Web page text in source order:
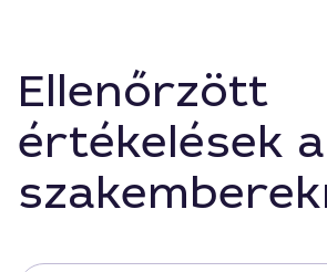
Ellenőrzött
értékelések